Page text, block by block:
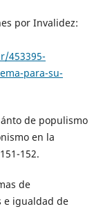
por Invalidez:
453395-
para-su-
de populismo
en la
152.
de
e igualdad de